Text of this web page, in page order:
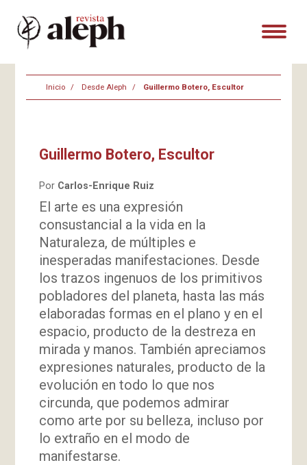
Inicio Desde Aleph Guillermo Botero, Escultor
Guillermo Botero, Escultor
Por Carlos-Enrique Ruiz
El arte es una expresión
consustancial a la vida en la
Naturaleza, de múltiples e
inesperadas manifestaciones. Desde
los trazos ingenuos de los primitivos
pobladores del planeta, hasta las más
elaboradas formas en el plano y en el
espacio, producto de la destreza en
mirada y manos. También apreciamos
expresiones naturales, producto de la
evolución en todo lo que nos
circunda, que podemos admirar
como arte por su belleza, incluso por
lo extraño en el modo de
manifestarse.